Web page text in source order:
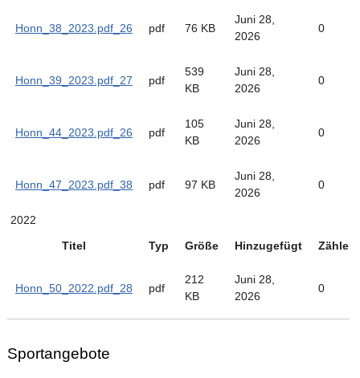
Honn_38_2023.pdf_26 pdf 76 KB
Juni 28,
2026
0
Honn_39_2023.pdf_27 pdf
539
KB
Juni 28,
2026
0
Honn_44_2023.pdf_26 pdf
105
KB
Juni 28,
2026
0
Honn_47_2023.pdf_38 pdf 97 KB
Juni 28,
2026
0
2022
Titel
Typ Größe Hinzugefügt Zähler
Honn_50_2022.pdf_28 pdf
212
KB
Juni 28,
2026
0
Sportangebote